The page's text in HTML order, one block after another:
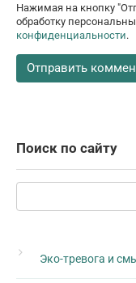
Нажимая на кнопку
обработку
конфиденциальности.
Поиск по сайту
Поиск:
Эко-тревога и